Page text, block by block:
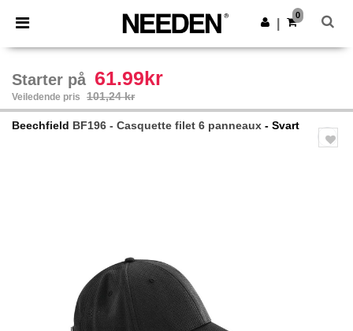
× Needen-app
Bedre priser i appen!
Last ned app
0
Starter på 61.99kr
Veiledende pris 101,24 kr
Beechfield BF196 - Casquette filet 6 panneaux - Svart